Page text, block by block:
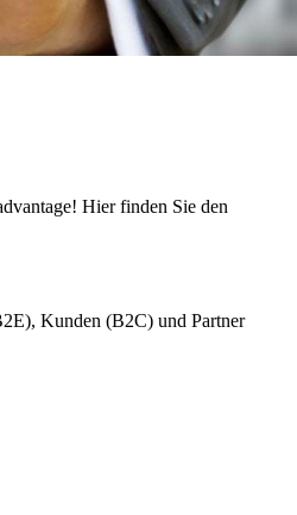
Hier finden Sie den
Kunden (B2C) und Partner